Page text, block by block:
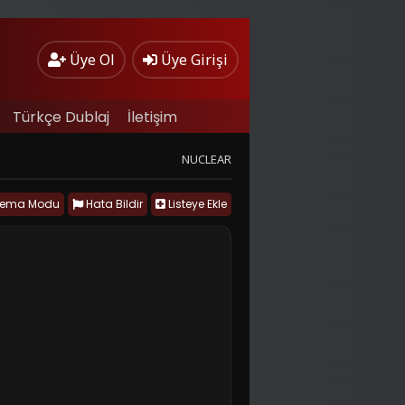
Üye Ol Üye Girişi
Türkçe Dublaj İletişim
NUCLEAR
Listeye Ekle
Hata Bildir
Modu